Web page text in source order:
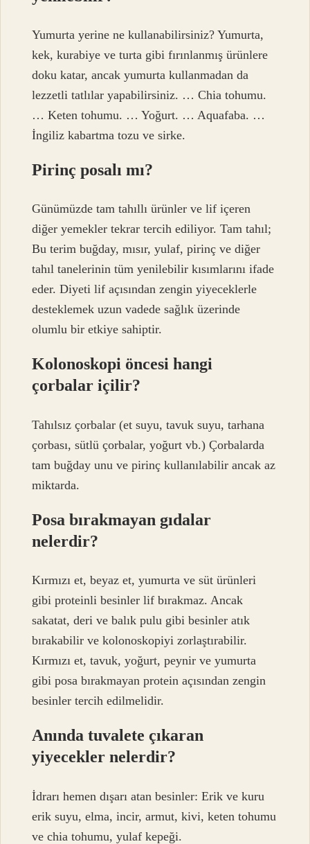
Yumurta yerine ne kullanabilirsiniz? Yumurta,
kek, kurabiye ve turta gibi fırınlanmış ürünlere
doku katar, ancak yumurta kullanmadan da
lezzetli tatlılar yapabilirsiniz. … Chia tohumu.
… Keten tohumu. … Yoğurt. … Aquafaba. …
İngiliz kabartma tozu ve sirke.
Pirinç posalı mı?
Günümüzde tam tahıllı ürünler ve lif içeren
diğer yemekler tekrar tercih ediliyor. Tam tahıl;
Bu terim buğday, mısır, yulaf, pirinç ve diğer
tahıl tanelerinin tüm yenilebilir kısımlarını ifade
eder. Diyeti lif açısından zengin yiyeceklerle
desteklemek uzun vadede sağlık üzerinde
olumlu bir etkiye sahiptir.
Kolonoskopi öncesi hangi
çorbalar içilir?
Tahılsız çorbalar (et suyu, tavuk suyu, tarhana
çorbası, sütlü çorbalar, yoğurt vb.) Çorbalarda
tam buğday unu ve pirinç kullanılabilir ancak az
miktarda.
Posa bırakmayan gıdalar
nelerdir?
Kırmızı et, beyaz et, yumurta ve süt ürünleri
gibi proteinli besinler lif bırakmaz. Ancak
sakatat, deri ve balık pulu gibi besinler atık
bırakabilir ve kolonoskopiyi zorlaştırabilir.
Kırmızı et, tavuk, yoğurt, peynir ve yumurta
gibi posa bırakmayan protein açısından zengin
besinler tercih edilmelidir.
Anında tuvalete çıkaran
yiyecekler nelerdir?
İdrarı hemen dışarı atan besinler: Erik ve kuru
erik suyu, elma, incir, armut, kivi, keten tohumu
ve chia tohumu, yulaf kepeği.